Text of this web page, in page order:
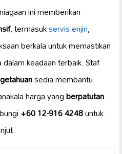
ini memberikan
, termasukservis enjin,
berkala untuk memastikan
keadaan terbaik. Staf
sedia membantu
harga yangberpatutan
+60 12-916 4248untuk